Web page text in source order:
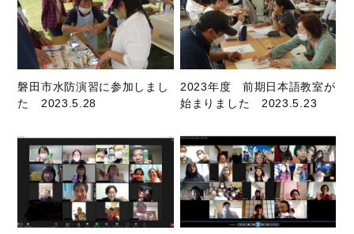
磐田市水防演習に参加しまし
た 2023.5.28
2023年度 前期日本語教室が
始まりました 2023.5.23